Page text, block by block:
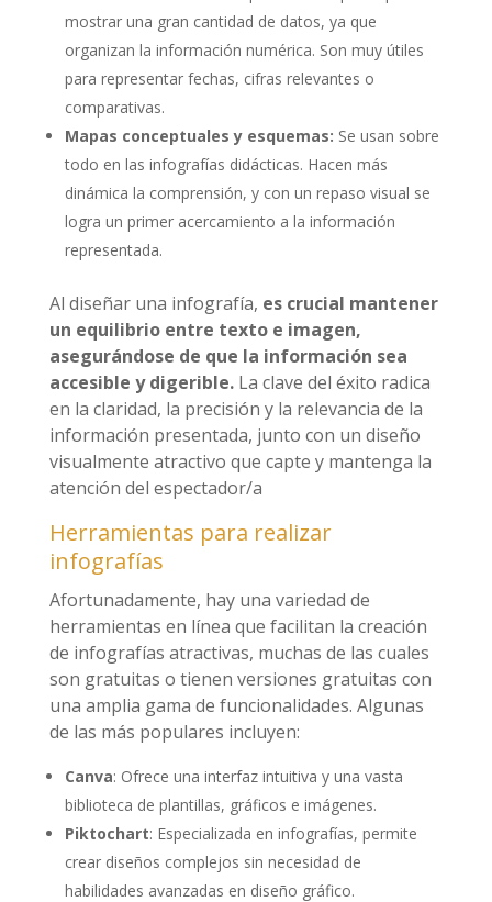
mostrar una gran cantidad de datos, ya que
organizan la información numérica. Son muy útiles
para representar fechas, cifras relevantes o
comparativas.
Mapas conceptuales y esquemas: Se usan sobre
todo en las infografías didácticas. Hacen más
dinámica la comprensión, y con un repaso visual se
logra un primer acercamiento a la información
representada.
Al diseñar una infografía, es crucial mantener
un equilibrio entre texto e imagen,
asegurándose de que la información sea
accesible y digerible.La clave del éxito radica
en la claridad, la precisión y la relevancia de la
información presentada, junto con un diseño
visualmente atractivo que capte y mantenga la
atención del espectador/a
Herramientas para realizar
infografías
Afortunadamente, hay una variedad de
herramientas en línea que facilitan la creación
de infografías atractivas, muchas de las cuales
son gratuitas o tienen versiones gratuitas con
una amplia gama de funcionalidades. Algunas
de las más populares incluyen:
Canva: Ofrece una interfaz intuitiva y una vasta
biblioteca de plantillas, gráficos e imágenes.
Piktochart: Especializada en infografías, permite
crear diseños complejos sin necesidad de
habilidades avanzadas en diseño gráfico.